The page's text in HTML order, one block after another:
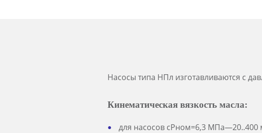
Насосы типа НПл изготавливаются с
Кинематическая вязкость масла:
для насосов сРном=6,3 МПа—20..400